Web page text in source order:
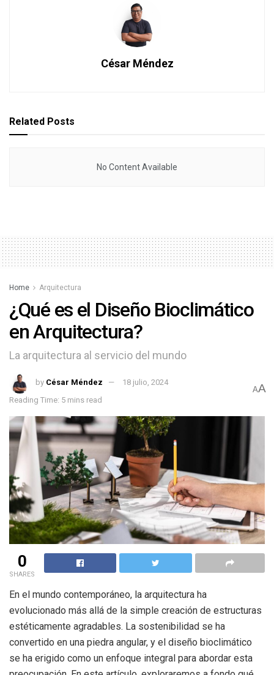
César Méndez
Related Posts
No Content Available
Home Arquitectura
¿Qué es el Diseño Bioclimático
en Arquitectura?
La arquitectura al servicio del mundo
by César Méndez
18 julio, 2024
Reading Time: 5 mins read
AA
0
SHARES
En el mundo contemporáneo, la arquitectura ha
evolucionado más allá de la simple creación de estructuras
estéticamente agradables. La sostenibilidad se ha
convertido en una piedra angular, y el diseño bioclimático
se ha erigido como un enfoque integral para abordar esta